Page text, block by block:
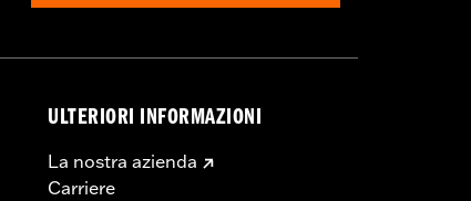
ULTERIORI INFORMAZIONI
La nostra azienda
Carriere